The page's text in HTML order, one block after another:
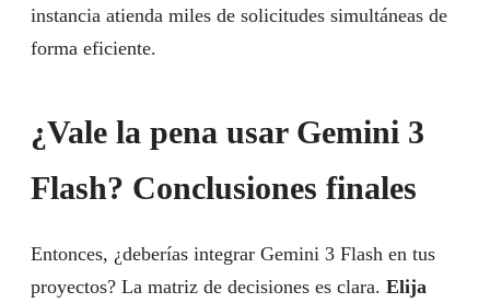
instancia atienda miles de solicitudes simultáneas de
forma eficiente.
¿Vale la pena usar Gemini 3
Flash? Conclusiones finales
Entonces, ¿deberías integrar Gemini 3 Flash en tus
proyectos? La matriz de decisiones es clara. Elija